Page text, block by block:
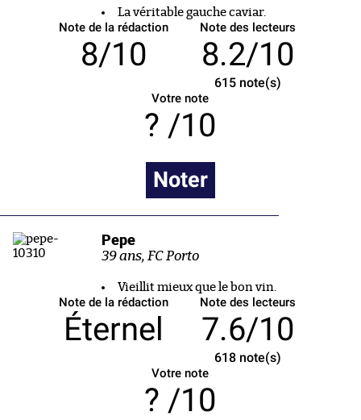
La véritable gauche caviar.
Note de la rédaction
8/10
Note des lecteurs
8.2/10
615note(s)
Votre note
/10
Noter
Pepe
39 ans, FC Porto
Vieillit mieux que le bon vin.
Note de la rédaction
Éternel
Note des lecteurs
7.6/10
618note(s)
Votre note
/10